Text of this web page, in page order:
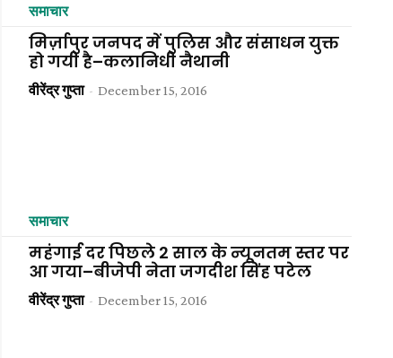
Paper
समाचार
मिर्ज़ापुर जनपद में पुलिस और संसाधन युक्त
हो गयी है–कलानिधी नैथानी
वीरेंद्र गुप्ता - December 15, 2016
समाचार
महंगाई दर पिछले 2 साल के न्यूनतम स्तर पर
आ गया–बीजेपी नेता जगदीश सिंह पटेल
वीरेंद्र गुप्ता - December 15, 2016